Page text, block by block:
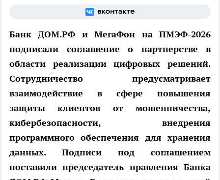
Банк ДОМ.РФ и МегаФон на ПМЭФ-2026
подписали соглашение о партнерстве в
области реализации цифровых решений.
Сотрудничество предусматривает
взаимодействие в сфере повышения
защиты клиентов от мошенничества,
кибербезопасности, внедрения
программного обеспечения для хранения
данных. Подписи под соглашением
поставили председатель правления Банка